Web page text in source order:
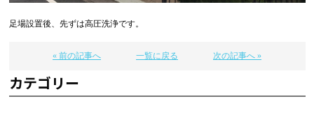
足場設置後、先ずは高圧洗浄です。
« 前の記事へ 一覧に戻る 次の記事へ »
カテゴリー